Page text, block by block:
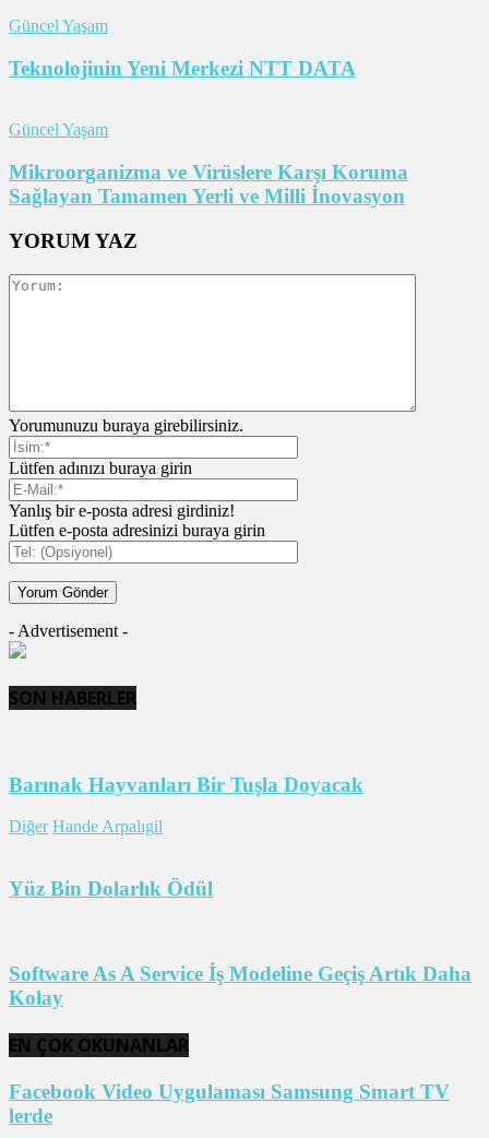
Güncel Yaşam
Teknolojinin Yeni Merkezi NTT DATA
Güncel Yaşam
Mikroorganizma ve Virüslere Karşı Koruma
Sağlayan Tamamen Yerli ve Milli İnovasyon
YORUM YAZ
Yorumunuzu buraya girebilirsiniz.
Lütfen adınızı buraya girin
Yanlış bir e-posta adresi girdiniz!
Lütfen e-posta adresinizi buraya girin
- Advertisement -
SON HABERLER
Barınak Hayvanları Bir Tuşla Doyacak
Diğer Hande Arpalıgil
Yüz Bin Dolarlık Ödül
Software As A Service İş Modeline Geçiş Artık Daha
Kolay
EN ÇOK OKUNANLAR
Facebook Video Uygulaması Samsung Smart TV
lerde